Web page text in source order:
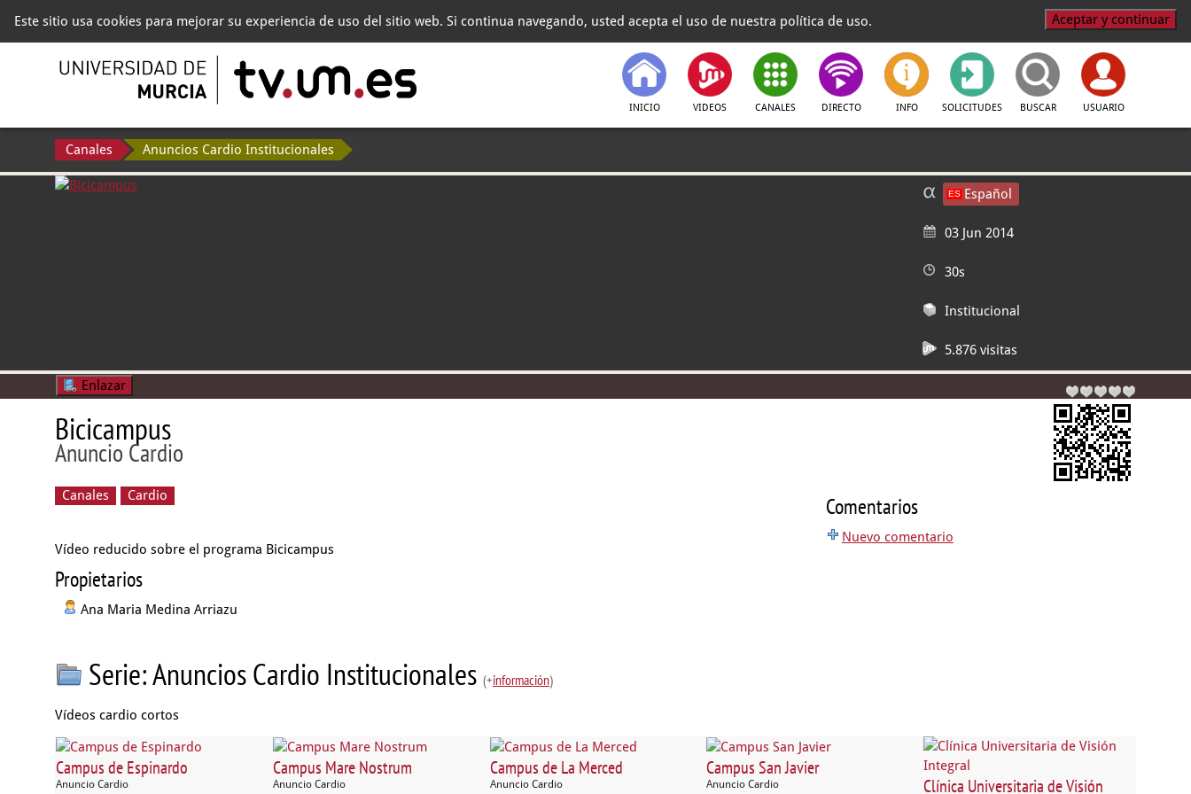
Este sitio usa cookies para mejorar su experiencia de uso del sitio web. Si continua navegando, usted acepta el uso de nuestra política de uso. Aceptar y continuar
INICIO VIDEOS CANALES DIRECTO INFO SOLICITUDES BUSCAR USUARIO
Canales Anuncios Cardio Institucionales
Español
03 Jun 2014
30s
Institucional
5.876 visitas
Enlazar
Bicicampus
Anuncio Cardio
Canales Cardio
Vídeo reducido sobre el programa Bicicampus
Propietarios
Ana Maria Medina Arriazu
Comentarios
Nuevo comentario
Serie: Anuncios Cardio Institucionales (+información)
Vídeos cardio cortos
Campus de Espinardo
Anuncio Cardio
Campus Mare Nostrum
Anuncio Cardio
Campus de La Merced
Anuncio Cardio
Campus San Javier
Anuncio Cardio Clínica Universitaria de Visión